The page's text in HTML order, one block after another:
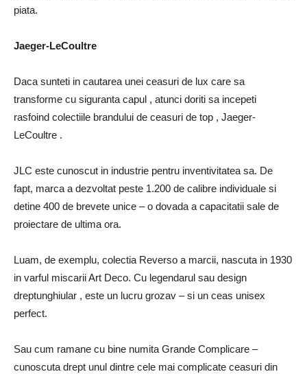
piata.
Jaeger-LeCoultre
Daca sunteti in cautarea unei ceasuri de lux care sa
transforme cu siguranta capul , atunci doriti sa incepeti
rasfoind colectiile brandului de ceasuri de top , Jaeger-
LeCoultre .
JLC este cunoscut in industrie pentru inventivitatea sa. De
fapt, marca a dezvoltat peste 1.200 de calibre individuale si
detine 400 de brevete unice – o dovada a capacitatii sale de
proiectare de ultima ora.
Luam, de exemplu, colectia Reverso a marcii, nascuta in 1930
in varful miscarii Art Deco. Cu legendarul sau design
dreptunghiular , este un lucru grozav – si un ceas unisex
perfect.
Sau cum ramane cu bine numita Grande Complicare –
cunoscuta drept unul dintre cele mai complicate ceasuri din